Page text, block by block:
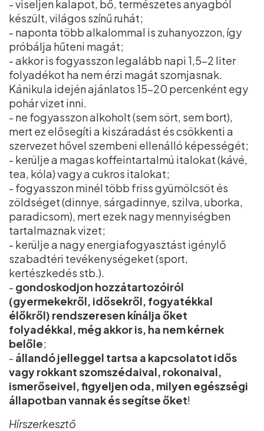
- viseljen kalapot, bő, természetes anyagból
készült, világos színű ruhát;
- naponta több alkalommal is zuhanyozzon, így
próbálja hűteni magát;
- akkor is fogyasszon legalább napi 1,5-2 liter
folyadékot ha nem érzi magát szomjasnak.
Kánikula idején ajánlatos 15-20 percenként egy
pohár vizet inni.
- ne fogyasszon alkoholt (sem sört, sem bort),
mert ez elősegíti a kiszáradást és csökkenti a
szervezet hővel szembeni ellenálló képességét;
- kerülje a magas koffeintartalmú italokat (kávé,
tea, kóla) vagy a cukros italokat;
- fogyasszon minél több friss gyümölcsöt és
zöldséget (dinnye, sárgadinnye, szilva, uborka,
paradicsom), mert ezek nagy mennyiségben
tartalmaznak vizet;
- kerülje a nagy energiafogyasztást igénylő
szabadtéri tevékenységeket (sport,
kertészkedés stb.).
- gondoskodjon hozzátartozóiról
(gyermekekről, idősekről, fogyatékkal
élőkről) rendszeresen kínálja őket
folyadékkal, még akkor is, ha nem kérnek
belőle;
- állandó jelleggel tartsa a kapcsolatot idős
vagy rokkant szomszédaival, rokonaival,
ismerőseivel, figyeljen oda, milyen egészségi
állapotban vannak és segítse őket!
Hírszerkesztő